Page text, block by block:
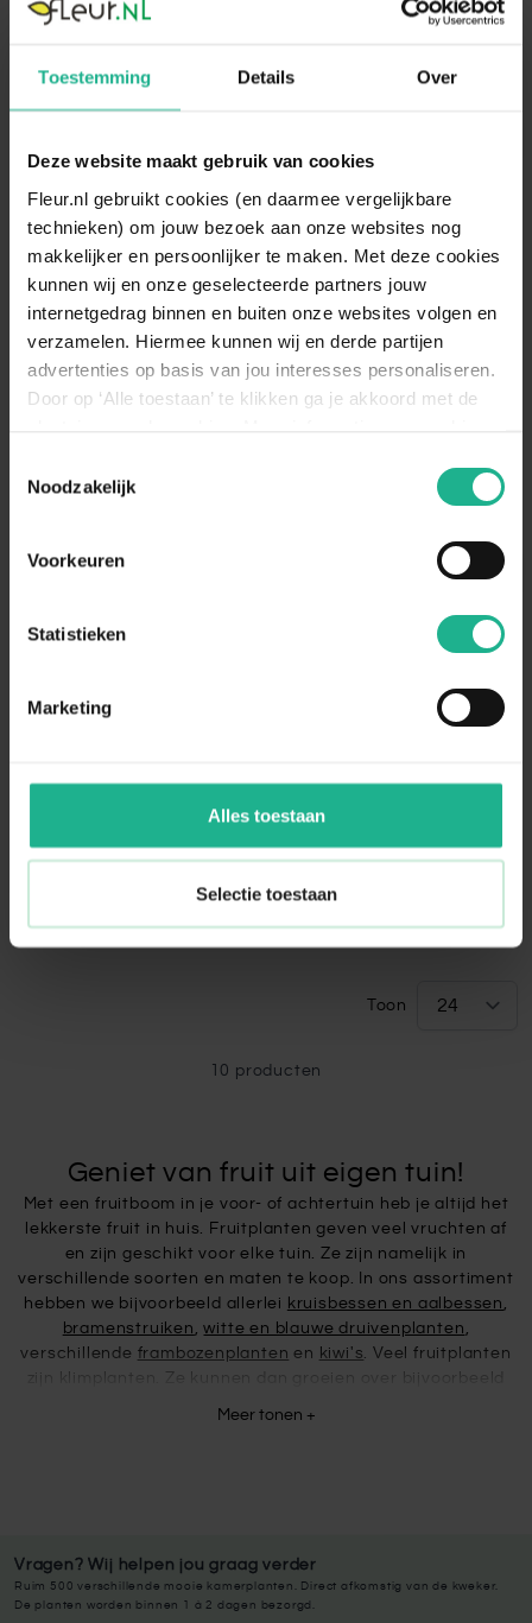
Toestemming Details Over
Deze website maakt gebruik van cookies
Fleur.nl gebruikt cookies (en daarmee vergelijkbare
technieken) om jouw bezoek aan onze websites nog
makkelijker en persoonlijker te maken. Met deze cookies
kunnen wij en onze geselecteerde partners jouw
internetgedrag binnen en buiten onze websites volgen en
verzamelen. Hiermee kunnen wij en derde partijen
advertenties op basis van jou interesses personaliseren.
Door op ‘Alle toestaan’ te klikken ga je akkoord met de
decookieverklaring op onze website.
Noodzakelijk
Voorkeuren
Statistieken
Marketing
Alles toestaan
Selectie toestaan
Rode druif
Vitis Frankenthaler
Rubus Thornfree
€ 10,95
Zomerframboos
Zomerframboos
Toon
10 producten
Geniet van fruit uit eigen tuin!
Met een fruitboom in je voor- of achtertuin heb je altijd het
lekkerste fruit in huis. Fruitplanten geven veel vruchten af
en zijn geschikt voor elke tuin. Ze zijn namelijk in
verschillende soorten en maten te koop. In ons assortiment
hebben we bijvoorbeeld allerlei kruisbessen en aalbessen ,
bramenstruiken ,witte en blauwe druivenplanten ,
verschillende frambozenplanten en kiwi's. Veel fruitplanten
zijn klimplanten. Ze kunnen dan groeien over bijvoorbeeld
de planten binnen 2-7 werkdagen bezorgd. De specifieke
levertijden kan je vinden bij de producten zelf. In de winter
kan het zijn dat er een kaal plantje bezorgd wordt, omdat de
Meer tonen +
Vragen? Wij helpen jou graag verder
Ruim 500 verschillende mooie kamerplanten. Direct afkomstig van de kweker.
De planten worden binnen 1 à 2 dagen bezorgd.